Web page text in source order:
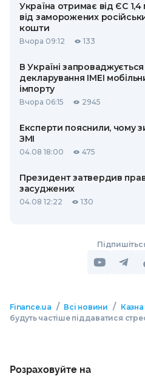
Україна отримає від ЄС
від заморожених
кошти
Вчора 09:12 133
В Україні
декларування IMEI
імпорту
Вчора 06:15 2945
Експерти пояснили, чому
ЗМІ
04.08 18:00 475
Президент затвердив
засуджених
04.08 12:22 130
Finance.ua / Всі новини / Казна
будуть частіше піддаватися
Розраховуйте на